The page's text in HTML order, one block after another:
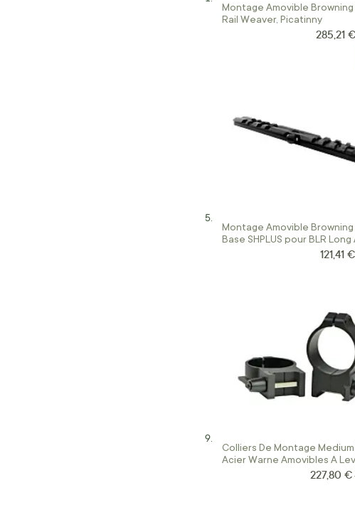
Montage Amovible Browning
Rail Weaver, Picatinny
Prix
285,21 €
Montage Amovible Browning
Base SHPLUS pour BLR
Prix
121,41 €
Colliers De Montage Medium
Acier Warne Amovibles A
Prix
227,80 €